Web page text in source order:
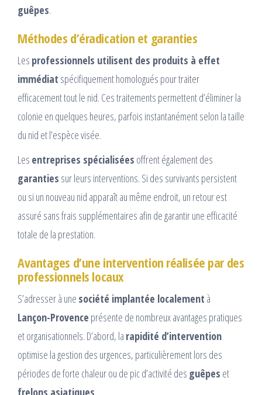
guêpes.
Méthodes d’éradication et garanties
Les professionnels utilisent des produits à effet
immédiat spécifiquement homologués pour traiter
efficacement tout le nid. Ces traitements permettent d’éliminer la
colonie en quelques heures, parfois instantanément selon la taille
du nid et l’espèce visée.
Les entreprises spécialisées offrent également des
garanties sur leurs interventions. Si des survivants persistent
ou si un nouveau nid apparaît au même endroit, un retour est
assuré sans frais supplémentaires afin de garantir une efficacité
totale de la prestation.
Avantages d’une intervention réalisée par des
professionnels locaux
S’adresser à une société implantée localement à
Lançon-Provence présente de nombreux avantages pratiques
et organisationnels. D’abord, la rapidité d’intervention
optimise la gestion des urgences, particulièrement lors des
périodes de forte chaleur ou de pic d’activité des guêpes et